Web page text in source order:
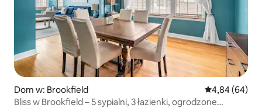
Dom w: Brookfield Średnia
4,84 (64)
Bliss w Brookfield – 5 sypialni, 3 łazienki, ogrodzone